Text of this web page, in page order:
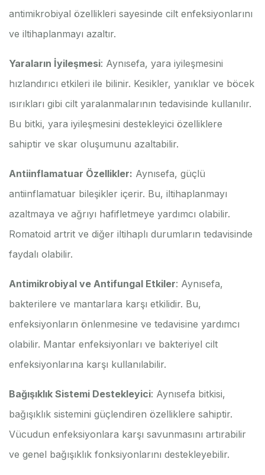
antimikrobiyal özellikleri sayesinde cilt enfeksiyonlarını
ve iltihaplanmayı azaltır.
Yaraların İyileşmesi: Aynısefa, yara iyileşmesini
hızlandırıcı etkileri ile bilinir. Kesikler, yanıklar ve böcek
ısırıkları gibi cilt yaralanmalarının tedavisinde kullanılır.
Bu bitki, yara iyileşmesini destekleyici özelliklere
sahiptir ve skar oluşumunu azaltabilir.
Antiinflamatuar Özellikler: Aynısefa, güçlü
antiinflamatuar bileşikler içerir. Bu, iltihaplanmayı
azaltmaya ve ağrıyı hafifletmeye yardımcı olabilir.
Romatoid artrit ve diğer iltihaplı durumların tedavisinde
faydalı olabilir.
Antimikrobiyal ve Antifungal Etkiler: Aynısefa,
bakterilere ve mantarlara karşı etkilidir. Bu,
enfeksiyonların önlenmesine ve tedavisine yardımcı
olabilir. Mantar enfeksiyonları ve bakteriyel cilt
enfeksiyonlarına karşı kullanılabilir.
Bağışıklık Sistemi Destekleyici: Aynısefa bitkisi,
bağışıklık sistemini güçlendiren özelliklere sahiptir.
Vücudun enfeksiyonlara karşı savunmasını artırabilir
ve genel bağışıklık fonksiyonlarını destekleyebilir.